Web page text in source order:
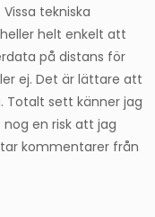
tekniska
helt enkelt att
på distans för
ej. Det är lättare att
sett känner jag
en risk att jag
kommentarer från